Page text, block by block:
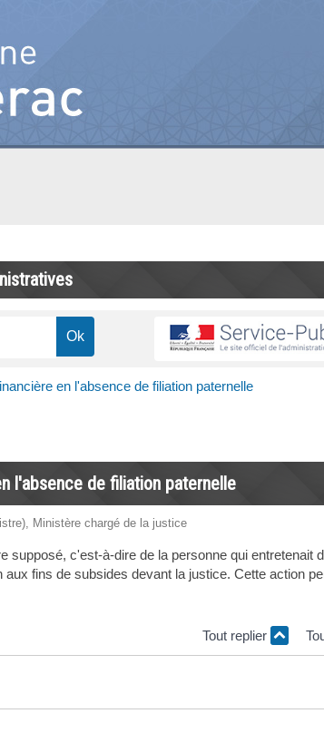
en l'absence de filiation paternelle
l'absence de filiation paternelle
Ministère chargé de la justice
supposé, c'est-à-dire de la personne qui entretenait
fins de subsides devant la justice. Cette action
Tout replier